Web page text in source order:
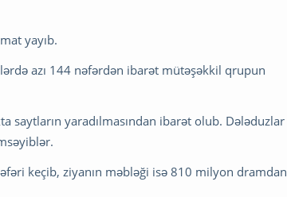
yayıb.
azı 144 nəfərdən ibarət mütəşəkkil qrupun
saytların yaradılmasından ibarət olub. Dələduzlar
keçib, ziyanın məbləği isə 810 milyon dramdan